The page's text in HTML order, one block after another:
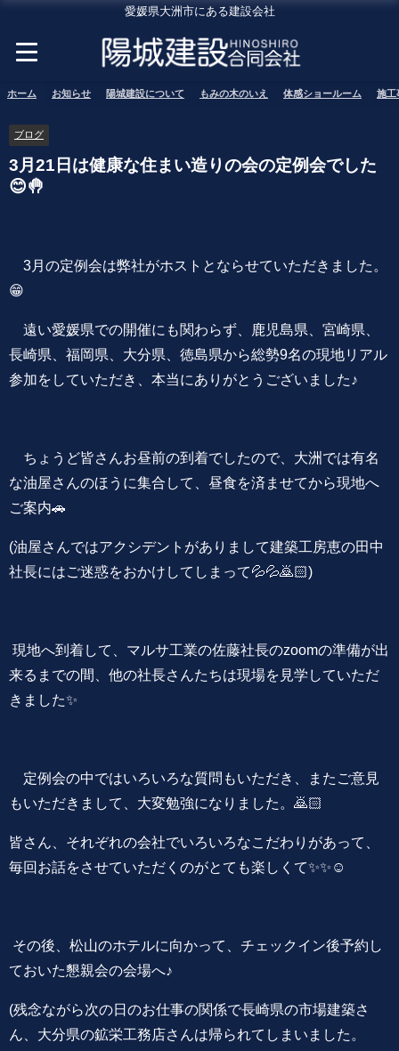
愛媛県大洲市にある建設会社
ホーム お知らせ 陽城建設について もみの木のいえ 体感ショールーム 施工
ブログ
3月21日は健康な住まい造りの会の定例会でした
😊🤚
3月の定例会は弊社がホストとならせていただきました。
😁
遠い愛媛県での開催にも関わらず、鹿児島県、宮崎県、
長崎県、福岡県、大分県、徳島県から総勢9名の現地リアル
参加をしていただき、本当にありがとうございました♪
ちょうど皆さんお昼前の到着でしたので、大洲では有名
な油屋さんのほうに集合して、昼食を済ませてから現地へ
ご案内🚗
(油屋さんではアクシデントがありまして建築工房恵の田中
社長にはご迷惑をおかけしてしまって💦💦🙇🏻)
現地へ到着して、マルサ工業の佐藤社長のzoomの準備が出
来るまでの間、他の社長さんたちは現場を見学していただ
きました✨
定例会の中ではいろいろな質問もいただき、またご意見
もいただきまして、大変勉強になりました。🙇🏻
皆さん、それぞれの会社でいろいろなこだわりがあって、
毎回お話をさせていただくのがとても楽しくて✨✨☺️
その後、松山のホテルに向かって、チェックイン後予約し
ておいた懇親会の会場へ♪
(残念ながら次の日のお仕事の関係で長崎県の市場建築さ
ん、大分県の鉱栄工務店さんは帰られてしまいました。